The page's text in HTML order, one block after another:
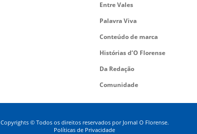
Entre Vales
Palavra Viva
Conteúdo de marca
Histórias d’O Florense
Da Redação
Comunidade
Copyrights © Todos os direitos reservados por Jornal O Florense.
Políticas de Privacidade